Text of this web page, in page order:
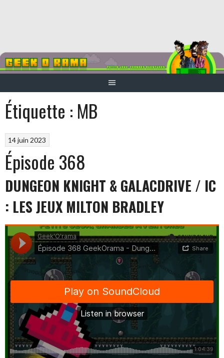
Étiquette : MB
14 juin 2023
Épisode 368
DUNGEON KNIGHT & GALACDRIVE / IC
: LES JEUX MILTON BRADLEY